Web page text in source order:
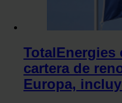
TotalEnergies
cartera de
Europa,